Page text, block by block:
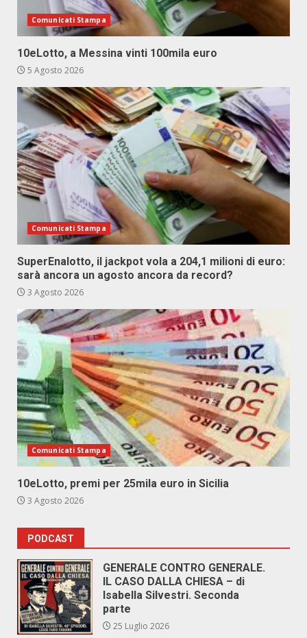
Comunicati Stampa
10eLotto, a Messina vinti 100mila euro
5 Agosto 2026
Comunicati Stampa
SuperEnalotto, il jackpot vola a 204,1 milioni di euro:
sarà ancora un agosto ancora da record?
3 Agosto 2026
Comunicati Stampa
10eLotto, premi per 25mila euro in Sicilia
3 Agosto 2026
PODCAST
GENERALE CONTRO GENERALE.
IL CASO DALLA CHIESA – di
Isabella Silvestri. Seconda
parte
25 Luglio 2026